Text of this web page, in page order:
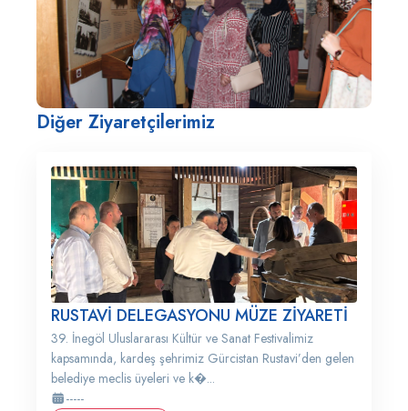
Diğer Ziyaretçilerimiz
RUSTAVİ DELEGASYONU MÜZE ZİYARETİ
39. İnegöl Uluslararası Kültür ve Sanat Festivalimiz
kapsamında, kardeş şehrimiz Gürcistan Rustavi’den gelen
belediye meclis üyeleri ve k�...
-----